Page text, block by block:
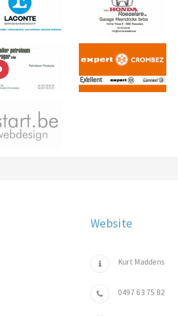
Website
Kurt Maddens
0497 63 75 82